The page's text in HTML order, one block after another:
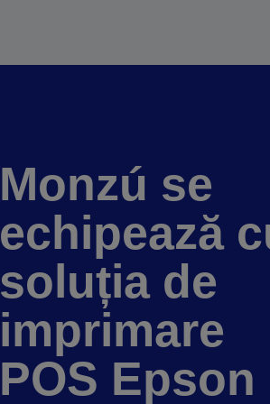
Monzú se
echipează
soluția de
imprimare
POS Epson